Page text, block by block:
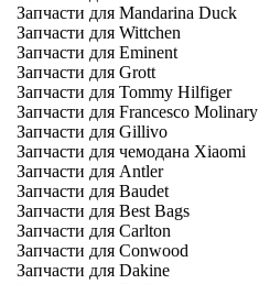
Запчасти для Mandarina Duck
Запчасти для Wittchen
Запчасти для Eminent
Запчасти для Grott
Запчасти для Tommy Hilfiger
Запчасти для Francesco Molinary
Запчасти для Gillivo
Запчасти для чемодана Xiaomi
Запчасти для Antler
Запчасти для Baudet
Запчасти для Best Bags
Запчасти для Carlton
Запчасти для Conwood
Запчасти для Dakine